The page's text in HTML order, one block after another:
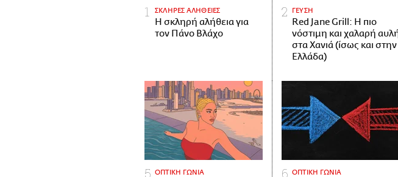
ΣΚΛΗΡΕΣ ΑΛΗΘΕΙΕΣ
H σκληρή αλήθεια για
τον Πάνο Βλάχο
ΓΕΥΣΗ
Red Jane Grill: Η πιο
νόστιμη και χαλαρή
στα Χανιά (ίσως και στην
Ελλάδα)
ΟΠΤΙΚΗ ΓΩΝΙΑ ΟΠΤΙΚΗ ΓΩΝΙΑ